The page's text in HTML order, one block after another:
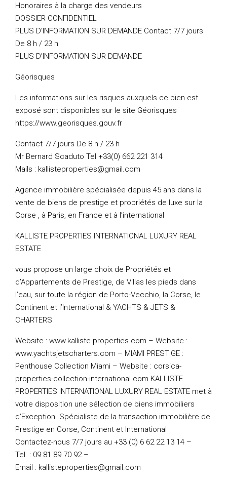
Honoraires à la charge des vendeurs
DOSSIER CONFIDENTIEL
PLUS D’INFORMATION SUR DEMANDE Contact 7/7 jours
De 8 h / 23 h
PLUS D’INFORMATION SUR DEMANDE
Géorisques
Les informations sur les risques auxquels ce bien est
exposé sont disponibles sur le site Géorisques
https://www.georisques.gouv.fr
Contact 7/7 jours De 8 h / 23 h
Mr Bernard Scaduto Tel +33(0) 662 221 314
Mails : kallisteproperties@gmail.com
Agence immobilière spécialisée depuis 45 ans dans la
vente de biens de prestige et propriétés de luxe sur la
Corse , à Paris, en France et à l’international
KALLISTE PROPERTIES INTERNATIONAL LUXURY REAL
ESTATE
vous propose un large choix de Propriétés et
d’Appartements de Prestige, de Villas les pieds dans
l’eau, sur toute la région de Porto-Vecchio, la Corse, le
Continent et l’International & YACHTS & JETS &
CHARTERS
Website : www.kalliste-properties.com – Website :
www.yachtsjetscharters.com – MIAMI PRESTIGE :
Penthouse Collection Miami – Website : corsica-
properties-collection-international.com KALLISTE
PROPERTIES INTERNATIONAL LUXURY REAL ESTATE met à
votre disposition une sélection de biens immobiliers
d’Exception. Spécialiste de la transaction immobilière de
Prestige en Corse, Continent et International
Contactez-nous 7/7 jours au +33 (0) 6 62 22 13 14 –
Tel. : 09 81 89 70 92 –
Email : kallisteproperties@gmail.com